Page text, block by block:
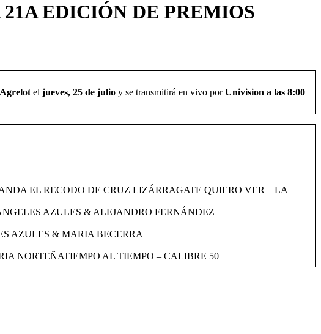
EDICIÓN DE PREMIOS
el jueves, 25 de julio y se transmitirá en vivo porUnivision a las 8:00
EL RECODO DE CRUZ LIZÁRRAGATE QUIERO VER – LA
AZULES & ALEJANDRO FERNÁNDEZ
AZULES & MARIA BECERRA
NORTEÑATIEMPO AL TIEMPO – CALIBRE 50